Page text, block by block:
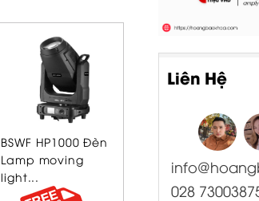
BSWF HP1000 Đèn
Lamp moving
light...
Liên Hệ
028